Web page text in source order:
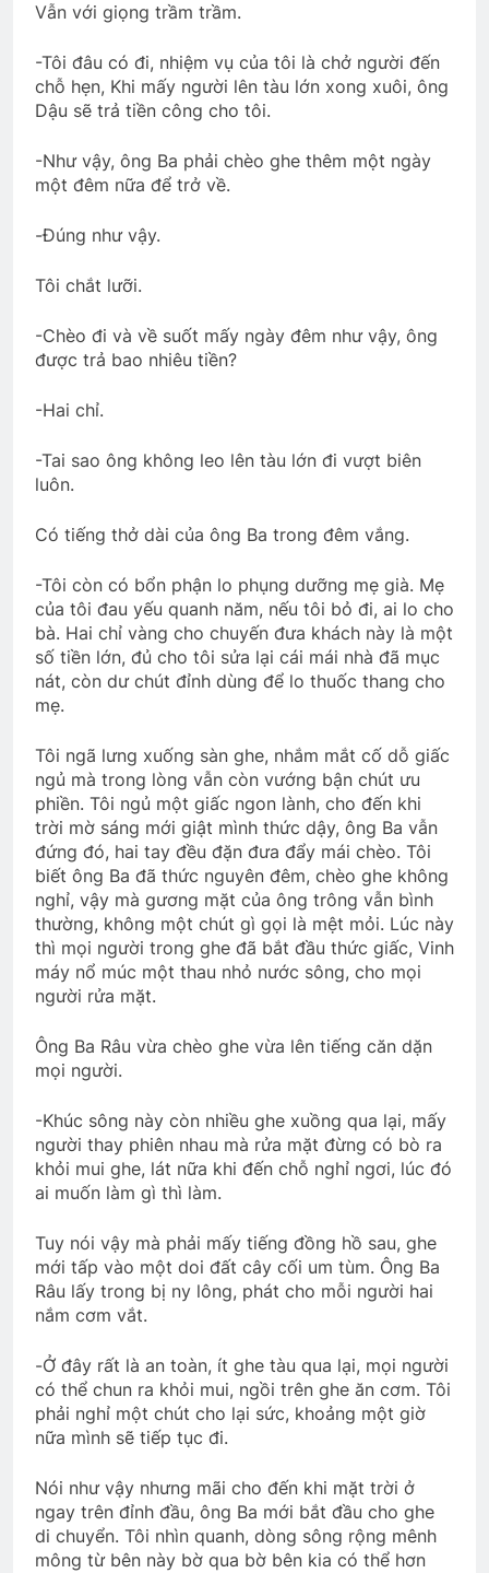
2 Years Ago
TRÒ CHƠI THUA THẮNG (Rabindranath
Tagore)
3 Years Ago
Mừng ĐHĐKVBTC 2024
3 Years Ago
2 Years Ago
Thơ Nhạc … của Đỗ Trọng Đạt K29
Vẫn với giọng trầm trầm.
-Tôi đâu có đi, nhiệm vụ của tôi là chở người đến
chỗ hẹn, Khi mấy người lên tàu lớn xong xuôi, ông
Dậu sẽ trả tiền công cho tôi.
-Như vậy, ông Ba phải chèo ghe thêm một ngày
một đêm nữa để trở về.
-Đúng như vậy.
Tôi chắt lưỡi.
-Chèo đi và về suốt mấy ngày đêm như vậy, ông
được trả bao nhiêu tiền?
-Hai chỉ.
-Tai sao ông không leo lên tàu lớn đi vượt biên
luôn.
Có tiếng thở dài của ông Ba trong đêm vắng.
-Tôi còn có bổn phận lo phụng dưỡng mẹ già. Mẹ
của tôi đau yếu quanh năm, nếu tôi bỏ đi, ai lo cho
bà. Hai chỉ vàng cho chuyến đưa khách này là một
số tiền lớn, đủ cho tôi sửa lại cái mái nhà đã mục
nát, còn dư chút đỉnh dùng để lo thuốc thang cho
mẹ.
Tôi ngã lưng xuống sàn ghe, nhắm mắt cố dỗ giấc
ngủ mà trong lòng vẫn còn vướng bận chút ưu
phiền. Tôi ngủ một giấc ngon lành, cho đến khi
trời mờ sáng mới giật mình thức dậy, ông Ba vẫn
đứng đó, hai tay đều đặn đưa đẩy mái chèo. Tôi
biết ông Ba đã thức nguyên đêm, chèo ghe không
nghỉ, vậy mà gương mặt của ông trông vẫn bình
thường, không một chút gì gọi là mệt mỏi. Lúc này
thì mọi người trong ghe đã bắt đầu thức giấc, Vinh
máy nổ múc một thau nhỏ nước sông, cho mọi
người rửa mặt.
Ông Ba Râu vừa chèo ghe vừa lên tiếng căn dặn
mọi người.
-Khúc sông này còn nhiều ghe xuồng qua lại, mấy
người thay phiên nhau mà rửa mặt đừng có bò ra
khỏi mui ghe, lát nữa khi đến chỗ nghỉ ngơi, lúc đó
ai muốn làm gì thì làm.
Tuy nói vậy mà phải mấy tiếng đồng hồ sau, ghe
mới tấp vào một doi đất cây cối um tùm. Ông Ba
Râu lấy trong bị ny lông, phát cho mỗi người hai
nắm cơm vắt.
-Ở đây rất là an toàn, ít ghe tàu qua lại, mọi người
có thể chun ra khỏi mui, ngồi trên ghe ăn cơm. Tôi
phải nghỉ một chút cho lại sức, khoảng một giờ
nữa mình sẽ tiếp tục đi.
Nói như vậy nhưng mãi cho đến khi mặt trời ở
ngay trên đỉnh đầu, ông Ba mới bắt đầu cho ghe
di chuyển. Tôi nhìn quanh, dòng sông rộng mênh
mông từ bên này bờ qua bờ bên kia có thể hơn